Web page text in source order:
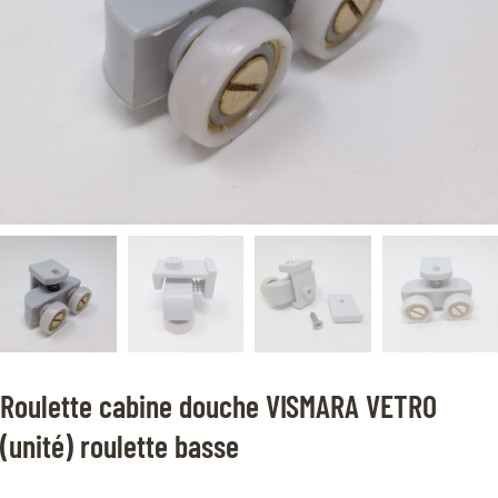
Roulette cabine douche VISMARA VETRO
(unité) roulette basse